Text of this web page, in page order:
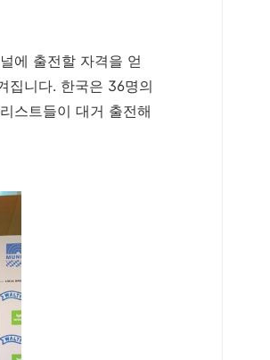
에 출전할 자격을 얻
집니다. 한국은 36명의
스트들이 대거 출전해